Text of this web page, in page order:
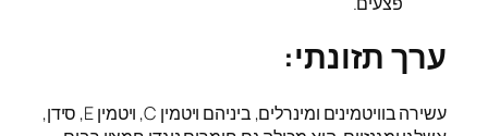
ערך תזונתי:
עשירה בוויטמינים ומינרלים, ביניהם ויטמין C, ויטמין E, סידן,